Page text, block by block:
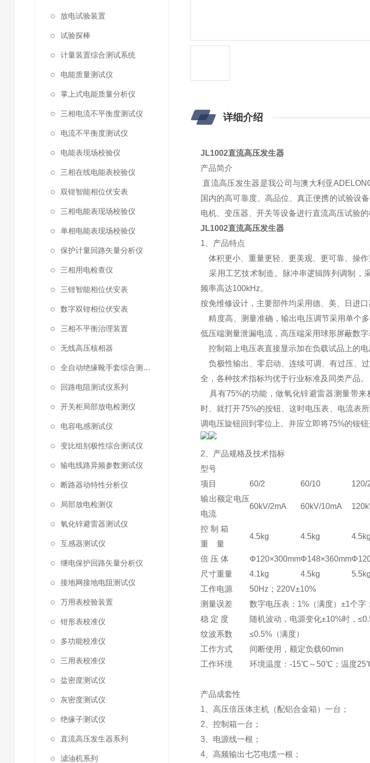
放电试验装置
试验探棒
计量装置综合测试系统
电能质量测试仪
掌上式电能质量分析仪
三相电流不平衡度测试仪
电流不平衡度测试仪
电能表现场校验仪
三相在线电能表校验仪
双钳智能相位伏安表
三相电能表现场校验仪
单相电能表现场校验仪
保护计量回路矢量分析仪
三相用电检查仪
三钳智能相位伏安表
数字双钳相位伏安表
三相不平衡治理装置
无线高压核相器
全自动绝缘靴手套综合测试仪
回路电阻测试仪系列
开关柜局部放电检测仪
电容电感测试仪
变比组别极性综合测试仪
输电线路异频参数测试仪
断路器动特性分析仪
局部放电检测仪
氧化锌避雷器测试仪
互感器测试仪
继电保护回路矢量分析仪
接地网接地电阻测试仪
万用表校验装置
钳形表校准仪
多功能校准仪
三用表校准仪
盐密度测试仪
灰密度测试仪
绝缘子测试仪
直流高压发生器系列
滤油机系列
详细介绍
JL1002直流高压发生器
产品简介
直流高压发生器是我公司与澳大利亚
国内的高可靠度、高品位、真正便携的试验设
电机、变压器、开关等设备进行直流高压试验的
JL1002直流高压发生器
1、产品特点
体积更小、重量更轻、更美观、更可靠、操作
采用工艺技术制造。脉冲串逻辑阵列调制，
频率高达100kHz。
按免维修设计，主要部件均采用德、美、日进
精度高、测量准确，输出电压调节采用单个
低压端测量泄漏电流，高压端采用球形屏蔽数
控制箱上电压表直接显示加在负载试品上的电
负极性输出、零启动、连续可调、有过压、
全，各种技术指标均优于行业标准及同类产品。
具有75%的功能，做氧化锌避雷器测量带来
时、就打开75%的按钮、这时电压表、电流表
调电压旋钮回到零位上。并应立即将75%的铵
2、产品规格及技术指标
型号
项目
60/2 60/10 120/
输出额定电压
电流
60kV/2mA 60kV/10mA
控 制 箱
重 量
4.5kg 4.5kg 4.5kg
倍 压 体
尺寸重量
Φ120×300mm
4.1kg
Φ148×360mm
4.5kg
5.5kg
工作电源
50Hz；220V±10%
测量误差
数字电压表：1%（满度）±1个
稳 定 度
随机波动，电源变化±10%时，
纹波系数
≤0.5%（满度）
工作方式
间断使用，额定负载60min
工作环境
环境温度：-15℃～50℃；温度
产品成套性
1、高压倍压体主机（配铝合金箱）一台；
2、控制箱一台；
3、电源线一根；
4、高频输出七芯电缆一根；